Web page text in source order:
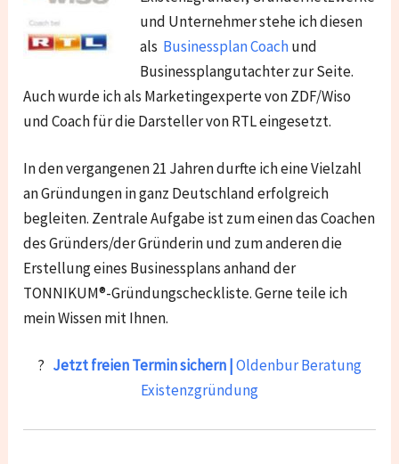
und Unternehmer stehe ich diesen
als Businessplan Coachund
Businessplangutachter zur Seite.
Auch wurde ich als Marketingexperte von ZDF/Wiso
und Coach für die Darsteller von RTL eingesetzt.
In den vergangenen 21 Jahren durfte ich eine Vielzahl
an Gründungen in ganz Deutschland erfolgreich
begleiten. Zentrale Aufgabe ist zum einen das Coachen
des Gründers/der Gründerin und zum anderen die
Erstellung eines Businessplans anhand der
TONNIKUM®-Gründungscheckliste. Gerne teile ich
mein Wissen mit Ihnen.
? Jetzt freien Termin sichern |Oldenbur Beratung
Existenzgründung